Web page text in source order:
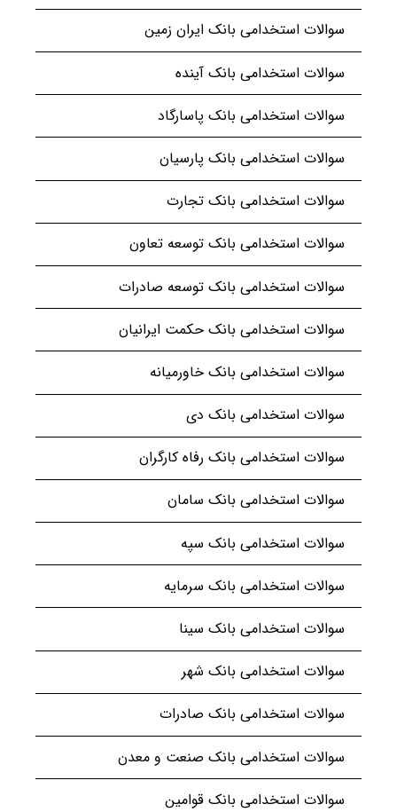
سوالات استخدامی بانک ایران زمین
سوالات استخدامی بانک آینده
سوالات استخدامی بانک پاسارگاد
سوالات استخدامی بانک پارسیان
سوالات استخدامی بانک تجارت
سوالات استخدامی بانک توسعه تعاون
سوالات استخدامی بانک توسعه صادرات
سوالات استخدامی بانک حکمت ایرانیان
سوالات استخدامی بانک خاورمیانه
سوالات استخدامی بانک دی
سوالات استخدامی بانک رفاه کارگران
سوالات استخدامی بانک سامان
سوالات استخدامی بانک سپه
سوالات استخدامی بانک سرمایه
سوالات استخدامی بانک سینا
سوالات استخدامی بانک شهر
سوالات استخدامی بانک صادرات
سوالات استخدامی بانک صنعت و معدن
سوالات استخدامی بانک قوامین